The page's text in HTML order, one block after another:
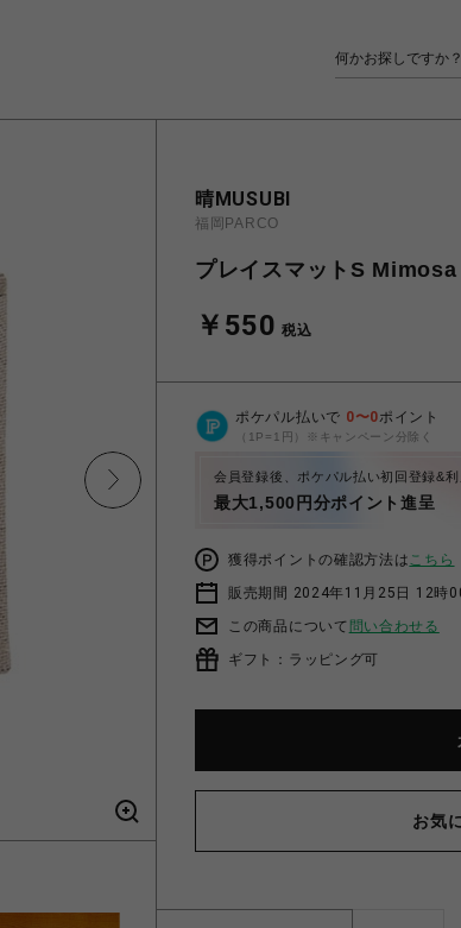
晴MUSUBI
福岡PARCO
プレイスマットS
￥550 税込
ポケパル払いで 0〜0ポイント
（1P=1円）※キャンペーン分除く
会員登録後、ポケパル払い初回登録&利
最大1,500円分ポイント進呈
獲得ポイントの確認方法はこちら
販売期間 2024年11月25日 12時
この商品について 問い合わせる
ギフト：ラッピング可
お気